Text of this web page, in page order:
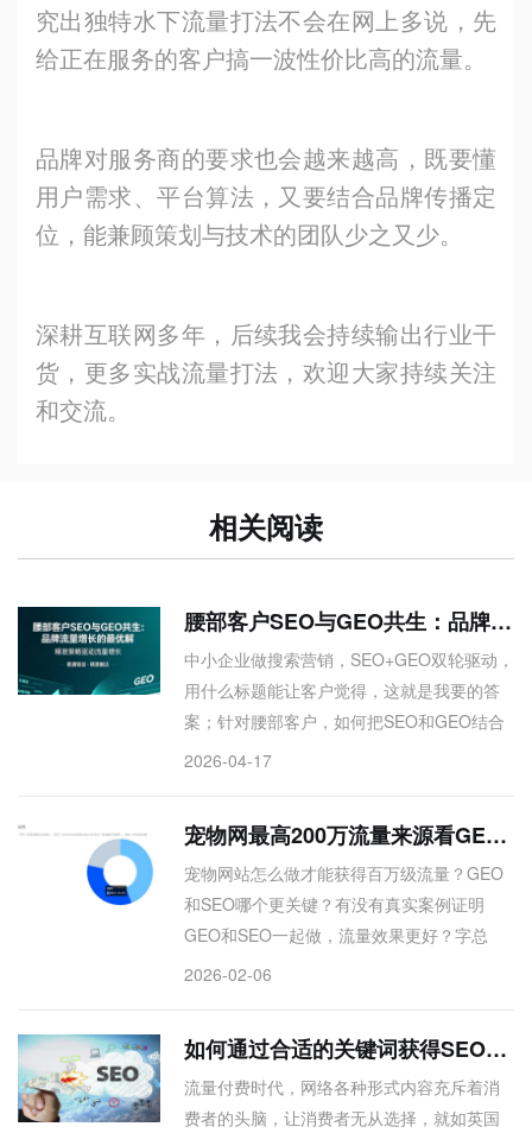
究出独特水下流量打法不会在网上多说，先
给正在服务的客户搞一波性价比高的流量。
品牌对服务商的要求也会越来越高，既要懂
用户需求、平台算法，又要结合品牌传播定
位，能兼顾策划与技术的团队少之又少。
深耕互联网多年，后续我会持续输出行业干
货，更多实战流量打法，欢迎大家持续关注
和交流。
相关阅读
腰部客户SEO与GEO共生：品牌流量增长的最优解
中小企业做搜索营销，SEO+GEO双轮驱动，
用什么标题能让客户觉得，这就是我要的答
案；针对腰部客户，如何把SEO和GEO结合
起来做流量增长？SEO和GEO不是二选一，
2026-04-17
宠物网最高200万流量来源看GEO和SEO并重
宠物网站怎么做才能获得百万级流量？GEO
和SEO哪个更关键？有没有真实案例证明
GEO和SEO一起做，流量效果更好？字总
结：文章以宠物网站单日最高200万流量为案
GEO帮助内容在AI问答、推荐场景中被优先
调用，SEO守住搜索入口。两者协同放大效
果，为宠物行业从业者提供了可复用的流量
2026-02-06
如何通过合适的关键词获得SEO精准流量
流量付费时代，网络各种形式内容充斥着消
费者的头脑，让消费者无从选择，就如英国